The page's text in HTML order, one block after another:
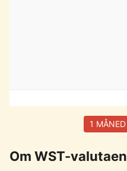
1 MÅNED
Om WST-valutaen